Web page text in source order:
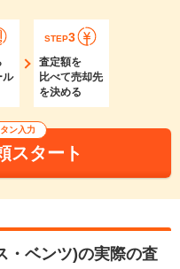
ル
STEP3
査定額を
比べて売却先
を決める
ン入力
スタート
・ベンツ)の実際の査